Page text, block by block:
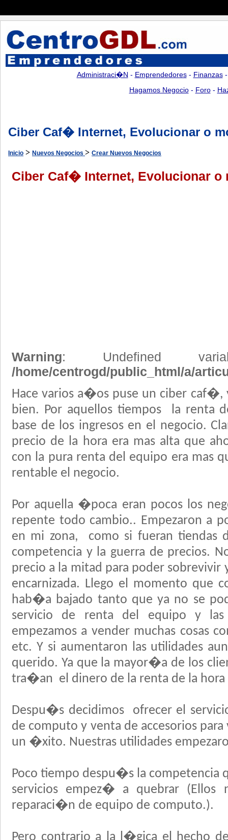
Administraci�n - Emprendedores- Finanzas
Hagamos Negocio- Foro-
Ciber Caf� Internet, Evolucionar o
Inicio > Nuevos Negocios > Crear Nuevos Negocios
Ciber Caf� Internet, Evolucionar o
Warning: Undefined
/home/centrogd/public_html/a/
Hace varios a�os puse un ciber
bien. Por aquellos tiempos la renta
base de los ingresos en el negocio.
precio de la hora era mas alta que
con la pura renta del equipo era mas
rentable el negocio.
Por aquella �poca eran pocos los
repente todo cambio.. Empezaron a
en mi zona, como si fueran tiendas
competencia y la guerra de precios.
precio a la mitad para poder sobrevivir
encarnizada. Llego el momento que
hab�a bajado tanto que ya no se
servicio de renta del equipo y
empezamos a vender muchas cosas
etc. Y si aumentaron las utilidades
querido. Ya que la mayor�a de los
tra�an el dinero de la renta de la
Despu�s decidimos ofrecer el
de computo y venta de accesorios
un �xito. Nuestras utilidades
Poco tiempo despu�s la
servicios empez� a quebrar
reparaci�n de equipo de computo.).